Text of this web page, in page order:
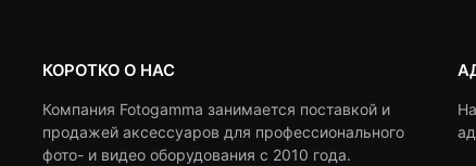
КОРОТКО О НАС
Компания Fotogamma занимается поставкой и
продажей аксессуаров для профессионального
фото- и видео оборудования с 2010 года.